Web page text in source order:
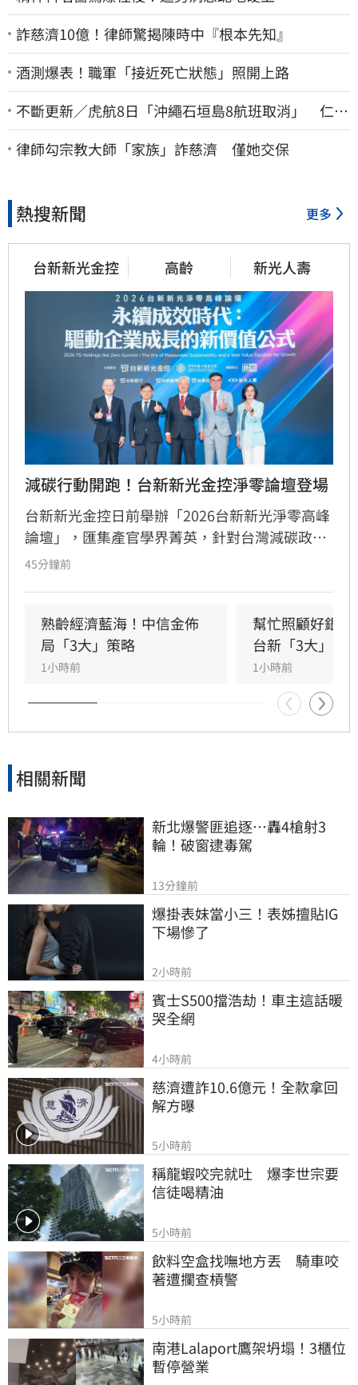
詐慈濟10億！律師驚揭陳時中『根本先知』
酒測爆表！職軍「接近死亡狀態」照開上路
不斷更新／虎航8日「沖繩石垣島8航班取消」 仁川
返台班機提前1天起飛
律師勾宗教大師「家族」詐慈濟 僅她交保
熱搜新聞 更多
台新新光金控 高齡 新光人壽
減碳行動開跑！台新新光金控淨零論壇登場
台新新光金控日前舉辦「2026台新新光淨零高峰
論壇」，匯集產官學界菁英，針對台灣減碳政
策、碳定價制度及企業轉型策略進行深度對話。
控總經理林維俊指出，論壇邁入第五年，致力協
助企業將永續轉化為國際競爭力。會中上銀、強
茂、宏碁及金寶等指標企業分享低碳實踐經驗。
台新新光金控憑藉優異的永續績效，不僅連續三
年獲標普全球永續年鑑銀行業全球前1%，更獲
MSCI ESG AAA最高評級，展現其帶領產業接軌
邁向永續發展的強力後盾。
45分鐘前
熟齡經濟藍海！中信金佈
局「3大」策略
1小時前
幫忙照顧好銀
台新「3大」防
1小時前
相關新聞
新北爆警匪追逐…轟4槍射3
輪！破窗逮毒駕
13分鐘前
爆掛表妹當小三！表姊擅貼IG
下場慘了
2小時前
賓士S500擋浩劫！車主這話暖
哭全網
4小時前
慈濟遭詐10.6億元！全款拿回
解方曝
5小時前
稱龍蝦咬完就吐　爆李世宗要
信徒喝精油
5小時前
飲料空盒找嘸地方丟　騎車咬
著遭攔查槓警
5小時前
南港Lalaport鷹架坍塌！3櫃位
暫停營業